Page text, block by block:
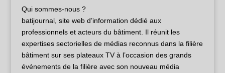
Qui sommes-nous ?
batijournal, site web d’information dédié aux
professionnels et acteurs du bâtiment. Il réunit les
expertises sectorielles de médias reconnus dans la filière
bâtiment sur ses plateaux TV à l’occasion des grands
événements de la filière avec son nouveau média